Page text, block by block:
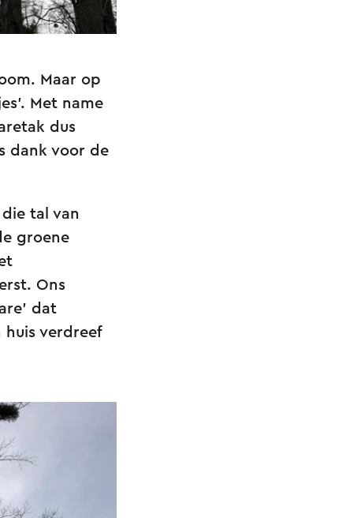
Maar op
Met name
dus
dank voor de
tal van
groene
Ons
dat
verdreef